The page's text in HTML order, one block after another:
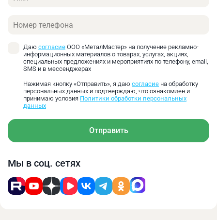
Рама и основание станка изготовлены из
высокопрочного чугуна, что является залогом
долгой службы, а также гарантирует высокую
Телефон
Даю согласие ООО «МеталМастер» на получение рекламно-
информационных материалов о товарах, услугах, акциях,
специальных предложениях и мероприятиях по телефону, email,
SMS и в мессенджерах
Нажимая кнопку «Отправить», я даю согласие на обработку
персональных данных и подтверждаю, что ознакомлен и
принимаю условия Политики обработки персональных
данных
Отправить
Мы в соц. сетях